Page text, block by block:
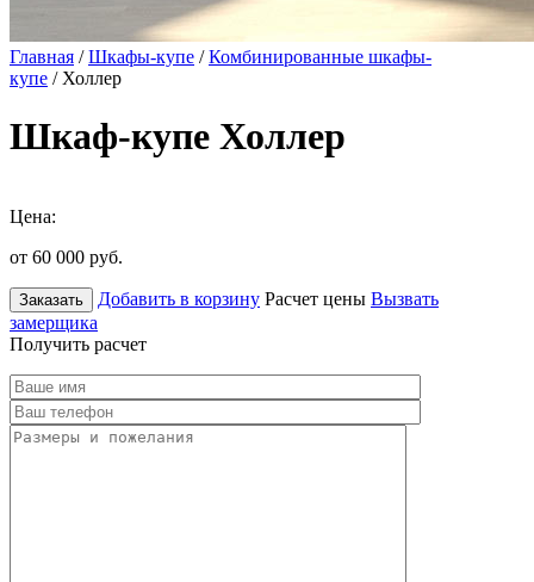
Главная /Шкафы-купе /Комбинированные шкафы-
купе / Холлер
Шкаф-купе Холлер
Цена:
от 60 000 руб.
Заказать Добавить в корзину Расчет цены Вызвать
замерщика
Получить расчет